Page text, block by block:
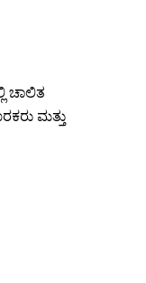
ಚಾಲಿತ
ಮತ್ತು